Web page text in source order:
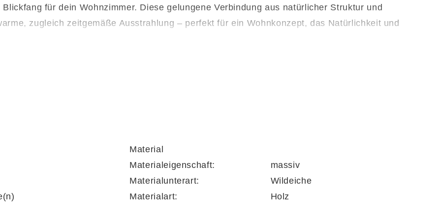
für dein Wohnzimmer. Diese gelungene Verbindung aus natürlicher Struktur und
zugleich zeitgemäße Ausstrahlung – perfekt für ein Wohnkonzept, das Natürlichkeit und
werden
geliefert, sodass du sie direkt nach der Lieferung nutzen kannst –
Material
Materialeigenschaft:
massiv
Materialunterart:
Wildeiche
Materialart:
Holz